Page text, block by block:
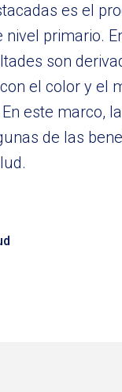
es el
primario.
son
el color y el
este marco,
de las